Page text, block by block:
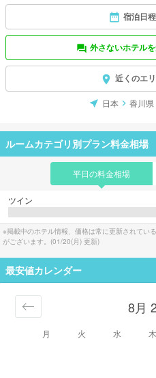
宿泊日
外さないホテル
近くのエ
日本 香川県
ルームカテゴリ別プラン料金相場
平日の料金相場
ツイン
※掲載中のホテル情報、価格は常に更新されてい
がございます。(01/20(月) 更新)
最安値カレンダー
月 火 水 木
8月